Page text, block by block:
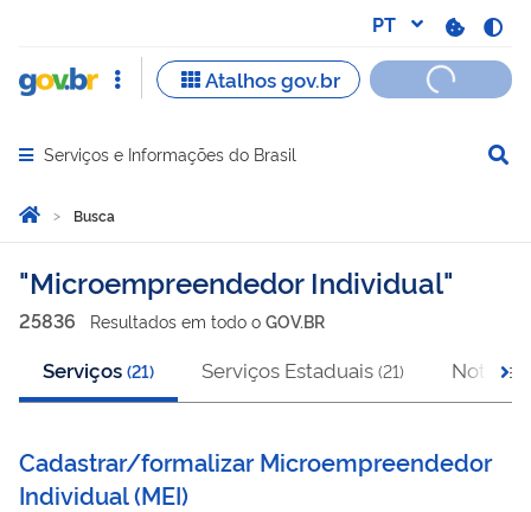
Abrir menu principal de navegação
Serviços e Informações do Brasil
Você está aqui:
Página Inicial
Busca
Busca
Microempreendedor Individual
25836 Resultados em todo o GOV.BR
Serviços (21) Serviços Estaduais (21) Notícias
Cadastrar/formalizar Microempreendedor
Individual(MEI)